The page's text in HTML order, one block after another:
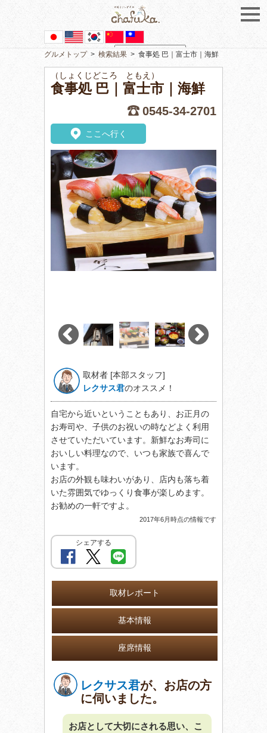
Powered by Translate
グルメトップ> 検索結果 > 食事処 巴｜富士市｜海鮮
（しょくじどころ ともえ）
食事処 巴｜富士市｜海鮮
0545-34-2701
ここへ行く
取材者 [本部スタッフ]
レクサス君のオススメ！
自宅から近いということもあり、お正月の
お寿司や、子供のお祝いの時などよく利用
させていただいています。新鮮なお寿司に
おいしい料理なので、いつも家族で喜んで
います。
お店の外観も味わいがあり、店内も落ち着
いた雰囲気でゆっくり食事が楽しめます。
お勧めの一軒ですよ。
2017年6月時点の情報です
シェアする
取材レポート
基本情報
座席情報
レクサス君が、お店の方
に伺いました。
お店として大切にされる思い、こ